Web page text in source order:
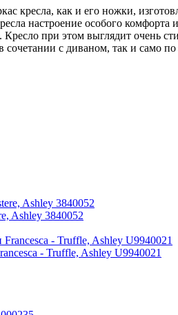
кресла, как и его ножки,
настроение особого комфорта
при этом выглядит очень
сочетании с диваном, так и само по
Ashley 3840052
- Truffle, Ashley U9940021